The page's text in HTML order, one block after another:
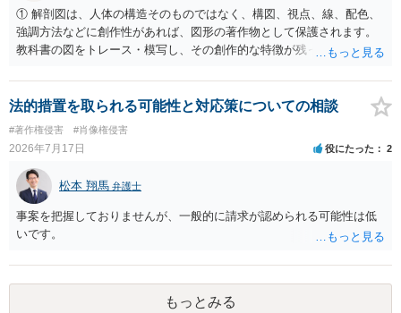
等は別として、一般的なレイアウトや配色、依頼者から提供された素
材を希望に沿って配置した部分には、通常、著作物性は認められにく
いと考えられます。仮に具体的な画面構成の一部に創作性が認められ
ても、その権利は当該部分に限られ、ご相談者の写真や文章等を制作
実績として掲載する権限まで当然に生じるものではありません。 もっ
とも、契約書がなくても、見積書、メール、利用規約等に実績掲載へ
の同意があれば別です。また、単に制作を担当した事実を記載した
り、公開中のサイトへリンクしたりする行為まで当然に禁止できると
は限りません。 人物写真については、通常のSNSへの無断掲載と同
様、掲載目的、態様、必要性、本人の特定可能性等から判断されま
す。営業目的であり、本人も掲載を拒否していることは、違法性を認
める方向の事情となりますが、自動的に肖像権侵害となるわけではあ
りません。 まず、見積書、メール、チャット、デザイナーの利用規約
を確認したうえで、「提供素材及びこれを含む画面の複製・SNS掲載
① 解剖図は、人体の構造そのものではなく、構図、視点、線、配色、
強調方法などに創作性があれば、図形の著作物として保護されます。
教科書の図をトレース・模写し、その創作的な特徴が残っていれば、
も、SNSへの公開は私的使用には当たりません。 ② 出典を記載するだ
けでは、適法な引用にはなりません。自分の説明や批評が主で、図が
れ、必要な範囲に限られていることなどが必要です。勉強ノートの教
材として図そのものを中心的に掲載する場合、引用と認められにくい
でしょう。 文章についても、単に所々表現を変えただけで適法になる
とは限りません。医学上の事実を理解したうえで、ご自身の表現と構
成でまとめる必要があります。 安全にSNSで公開するには、教科書の
図をトレース・模写した部分は掲載せず、人体の構造という事実を基
に、自分で構図や表現を工夫して作図する方法が考えられます。ま
た、改変・SNS掲載が認められたオープンライセンス素材を、利用条
件に従って使う方法もあります。トレースした図を残したい場合は、
自分だけの学習用にとどめるのが安全です。
法的措置を取られる可能性と対応策についての相談
#著作権侵害 #肖像権侵害
2026年7月17日 役にたった 2
松本 翔馬 弁護士
事案を把握しておりませんが、一般的に請求が認められる可能性は低
いです。
もっとみる